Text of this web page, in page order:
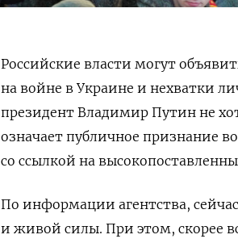
Российские власти могут
на войне в Украине и нехватки
президент Владимир Путин не
означает публичное признание
со ссылкой на
По информации агентства,
и живой силы. При этом, скорее